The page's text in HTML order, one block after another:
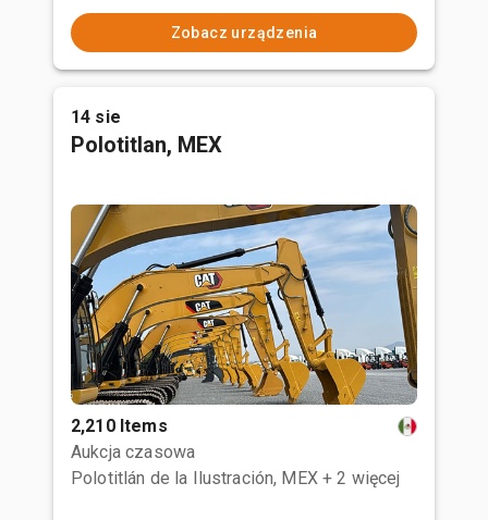
Zobacz urządzenia
14 sie
Polotitlan, MEX
2,210 Items
Aukcja czasowa
Polotitlán de la Ilustración, MEX + 2 więcej